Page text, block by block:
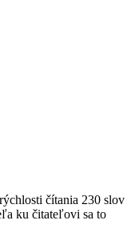
čítania 230 slov
ku čitateľovi sa to